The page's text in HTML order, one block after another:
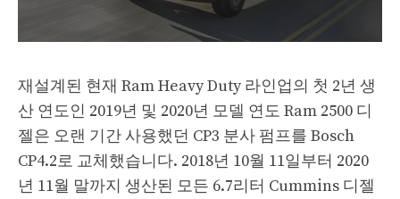
재설계된 현재 Ram Heavy Duty 라인업의 첫 2년 생
산 연도인 2019년 및 2020년 모델 연도 Ram 2500 디
젤은 오랜 기간 사용했던 CP3 분사 펌프를 Bosch
CP4.2로 교체했습니다. 2018년 10월 11일부터 2020
년 11월 말까지 생산된 모든 6.7리터 Cummins 디젤